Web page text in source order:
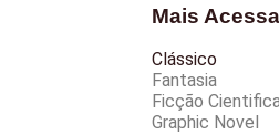
Mais
Clássico
Fantasia
Ficção
Graphic Novel